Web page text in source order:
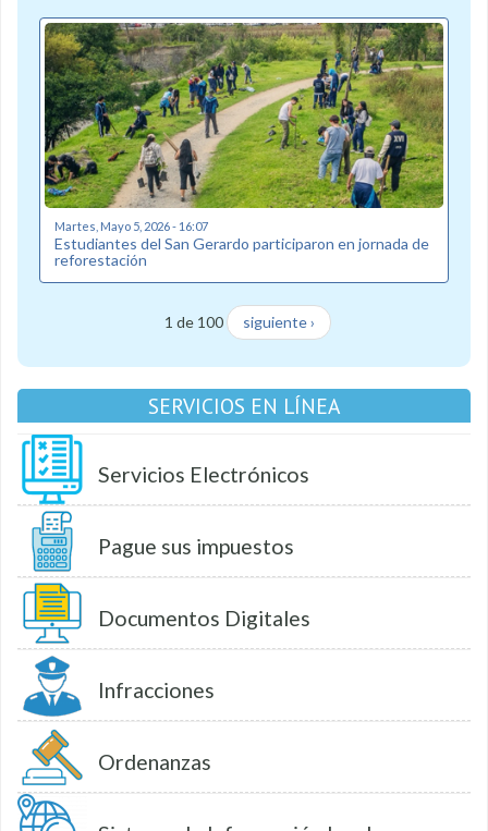
Martes, Mayo 5, 2026 - 16:07
Estudiantes del San Gerardo participaron en jornada de
reforestación
1 de 100 siguiente ›
SERVICIOS EN LÍNEA
Servicios Electrónicos
Pague sus impuestos
Documentos Digitales
Infracciones
Ordenanzas